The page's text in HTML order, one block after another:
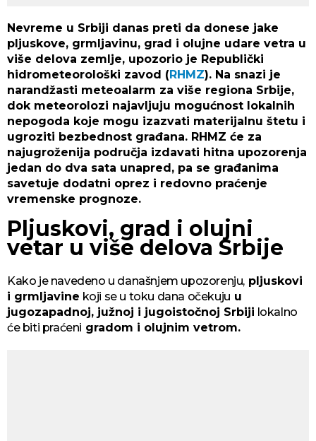
Nevreme u Srbiji danas preti da donese jake
pljuskove, grmljavinu, grad i olujne udare vetra u
više delova zemlje, upozorio je Republički
hidrometeorološki zavod (RHMZ). Na snazi je
narandžasti meteoalarm za više regiona Srbije,
dok meteorolozi najavljuju mogućnost lokalnih
nepogoda koje mogu izazvati materijalnu štetu i
ugroziti bezbednost građana. RHMZ će za
najugroženija područja izdavati hitna upozorenja
jedan do dva sata unapred, pa se građanima
savetuje dodatni oprez i redovno praćenje
vremenske prognoze.
Pljuskovi, grad i olujni
vetar u više delova Srbije
Kako je navedeno u današnjem upozorenju, pljuskovi
i grmljavine koji se u toku dana očekuju u
jugozapadnoj, južnoj i jugoistočnoj Srbiji lokalno
će biti praćeni gradom i olujnim vetrom.